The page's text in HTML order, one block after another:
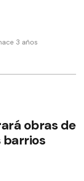
3 años
obras de
barrios